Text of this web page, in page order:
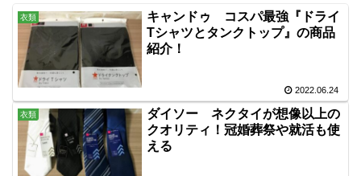
衣類
キャンドゥ コスパ最強『ドライ
Tシャツとタンクトップ』の商品
紹介！
2022.06.24
衣類
ダイソー ネクタイが想像以上の
クオリティ！冠婚葬祭や就活も使
える